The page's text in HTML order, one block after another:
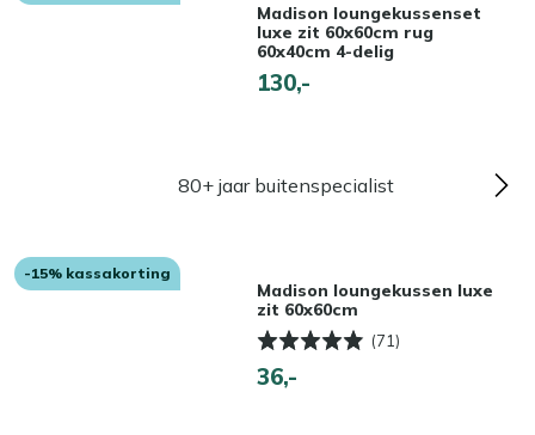
Madison loungekussenset
luxe zit 60x60cm rug
60x40cm 4-delig
130,-
80+ jaar buitenspecialist
-15% kassakorting
Madison loungekussen luxe
zit 60x60cm
(71)
36,-